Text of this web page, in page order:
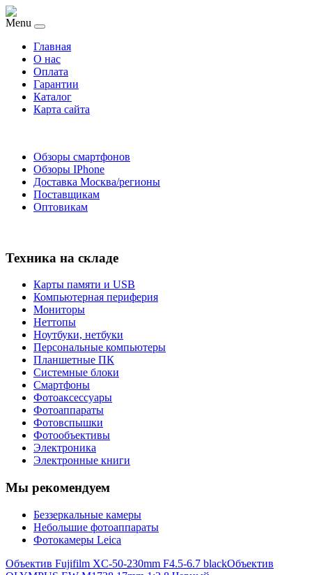
Menu
Главная
O нас
Оплата
Гарантии
Каталог
Карта сайта
Обзоры смартфонов
Обзоры IPhone
Доставка Москва/регионы
Поставщикам
Оптовикам
Техника на складе
Карты памяти и USB
Компьютерная периферия
Мониторы
Неттопы
Ноутбуки, нетбуки
Персональные компьютеры
Планшетные ПК
Системные блоки
Смартфоны
Фотоаксессуары
Фотоаппараты
Фотовспышки
Фотообъективы
Электроника
Электронные книги
Мы рекомендуем
Беззеркальные камеры
Небольшие фотоаппараты
Фотокамеры Leica
Объектив Fujifilm XC-50-230mm F4.5-6.7 blackОбъектив